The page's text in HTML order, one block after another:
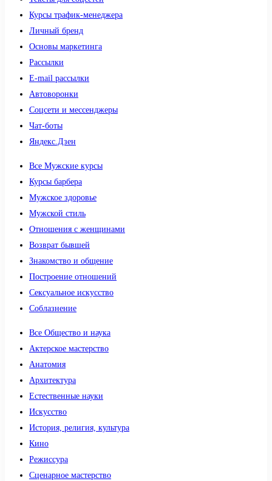
Курсы трафик-менеджера
Личный бренд
Основы маркетинга
Рассылки
E-mail рассылки
Автоворонки
Соцсети и мессенджеры
Чат-боты
Яндекс.Дзен
Все Мужские курсы
Курсы барбера
Мужское здоровье
Мужской стиль
Отношения с женщинами
Возврат бывшей
Знакомство и общение
Построение отношений
Сексуальное искусство
Соблазнение
Все Общество и наука
Актерское мастерство
Анатомия
Архитектура
Естественные науки
Искусство
История, религия, культура
Кино
Режиссура
Сценарное мастерство